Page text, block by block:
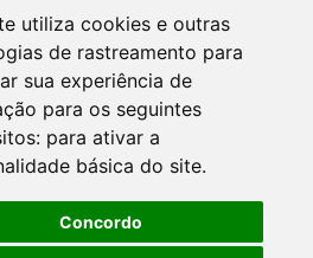
utiliza cookies e outras
de rastreamento para
sua experiência de
para os seguintes
para ativar a
básica do site.
Concordo